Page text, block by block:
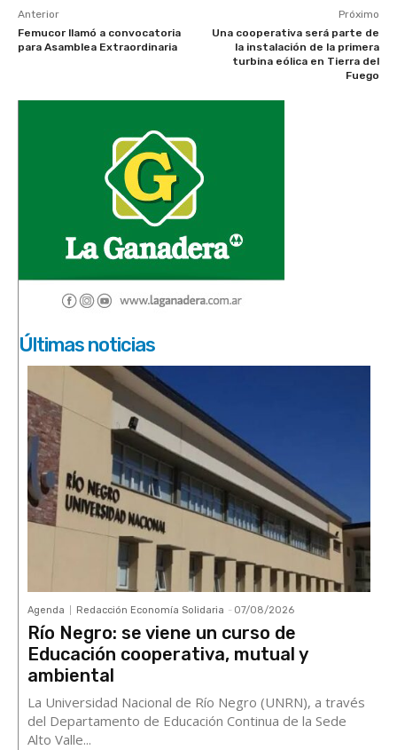
Anterior
Femucor llamó a convocatoria
para Asamblea Extraordinaria
Próximo
Una cooperativa será parte de
la instalación de la primera
turbina eólica en Tierra del
Fuego
Últimas noticias
Agenda Redacción Economía Solidaria - 07/08/2026
Río Negro: se viene un curso de
Educación cooperativa, mutual y
ambiental
La Universidad Nacional de Río Negro (UNRN), a través
del Departamento de Educación Continua de la Sede
Alto Valle...